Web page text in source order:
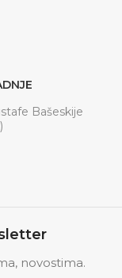
Bašeskije
novostima.